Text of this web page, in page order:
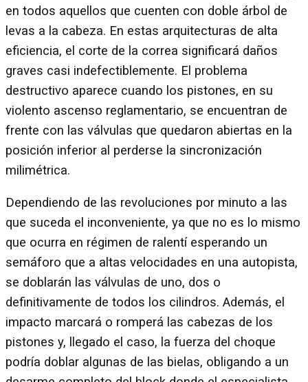
en todos aquellos que cuenten con doble árbol de
levas a la cabeza. En estas arquitecturas de alta
eficiencia, el corte de la correa significará daños
graves casi indefectiblemente. El problema
destructivo aparece cuando los pistones, en su
violento ascenso reglamentario, se encuentran de
frente con las válvulas que quedaron abiertas en la
posición inferior al perderse la sincronización
milimétrica.
Dependiendo de las revoluciones por minuto a las
que suceda el inconveniente, ya que no es lo mismo
que ocurra en régimen de ralentí esperando un
semáforo que a altas velocidades en una autopista,
se doblarán las válvulas de uno, dos o
definitivamente de todos los cilindros. Además, el
impacto marcará o romperá las cabezas de los
pistones y, llegado el caso, la fuerza del choque
podría doblar algunas de las bielas, obligando a un